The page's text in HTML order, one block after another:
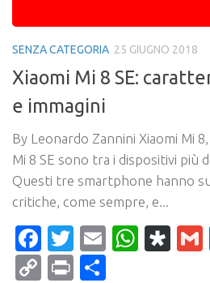
SENZA CATEGORIA 25 GIUGNO 2018
Xiaomi Mi 8 SE:
e immagini
By Leonardo Zannini Xiaomi Mi
Mi 8 SE sono tra i dispositivi più
Questi tre smartphone hanno
critiche, come sempre, e...
Facebook
Twitter
Email
CopyPrint